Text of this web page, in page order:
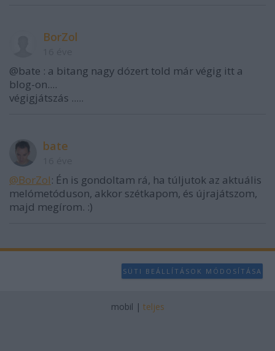
BorZol
@bate : a bitang nagy dózert told már végig itt a
blog-on....
végigjátszás .....
bate
@BorZol: Én is gondoltam rá, ha túljutok az aktuális
melómetóduson, akkor szétkapom, és újrajátszom,
majd megírom. :)
SÜTI BEÁLLÍTÁSOK MÓDOSÍTÁSA
mobil | teljes